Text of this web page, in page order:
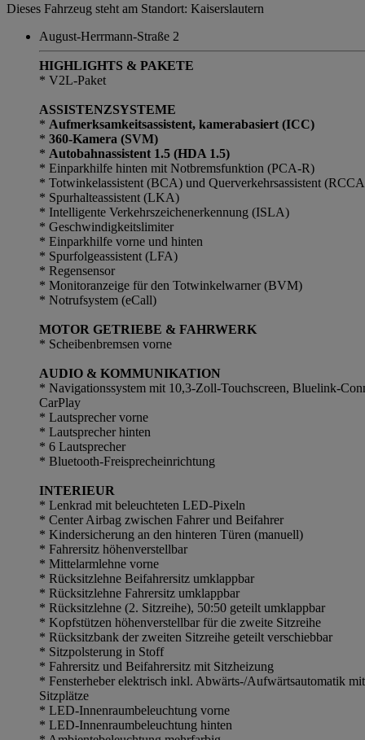
Dieses Fahrzeug steht am Standort: Kaiserslautern
August-Herrmann-Straße 2
HIGHLIGHTS & PAKETE
* V2L-Paket
ASSISTENZSYSTEME
* Aufmerksamkeitsassistent, kamerabasiert (ICC)
* 360-Kamera (SVM)
* Autobahnassistent 1.5 (HDA 1.5)
* Einparkhilfe hinten mit Notbremsfunktion (PCA-R)
* Totwinkelassistent (BCA) und Querverkehrsassistent
* Spurhalteassistent (LKA)
* Intelligente Verkehrszeichenerkennung (ISLA)
* Geschwindigkeitslimiter
* Einparkhilfe vorne und hinten
* Spurfolgeassistent (LFA)
* Regensensor
* Monitoranzeige für den Totwinkelwarner (BVM)
* Notrufsystem (eCall)
MOTOR GETRIEBE & FAHRWERK
* Scheibenbremsen vorne
AUDIO & KOMMUNIKATION
* Navigationssystem mit 10,3-Zoll-Touchscreen, Bluelink-
CarPlay
* Lautsprecher vorne
* Lautsprecher hinten
* 6 Lautsprecher
* Bluetooth-Freisprecheinrichtung
INTERIEUR
* Lenkrad mit beleuchteten LED-Pixeln
* Center Airbag zwischen Fahrer und Beifahrer
* Kindersicherung an den hinteren Türen (manuell)
* Fahrersitz höhenverstellbar
* Mittelarmlehne vorne
* Rücksitzlehne Beifahrersitz umklappbar
* Rücksitzlehne Fahrersitz umklappbar
* Rücksitzlehne (2. Sitzreihe), 50:50 geteilt umklappbar
* Kopfstützen höhenverstellbar für die zweite Sitzreihe
* Rücksitzbank der zweiten Sitzreihe geteilt verschiebbar
* Sitzpolsterung in Stoff
* Fahrersitz und Beifahrersitz mit Sitzheizung
* Fensterheber elektrisch inkl. Abwärts-/Aufwärtsautomatik
Sitzplätze
* LED-Innenraumbeleuchtung vorne
* LED-Innenraumbeleuchtung hinten